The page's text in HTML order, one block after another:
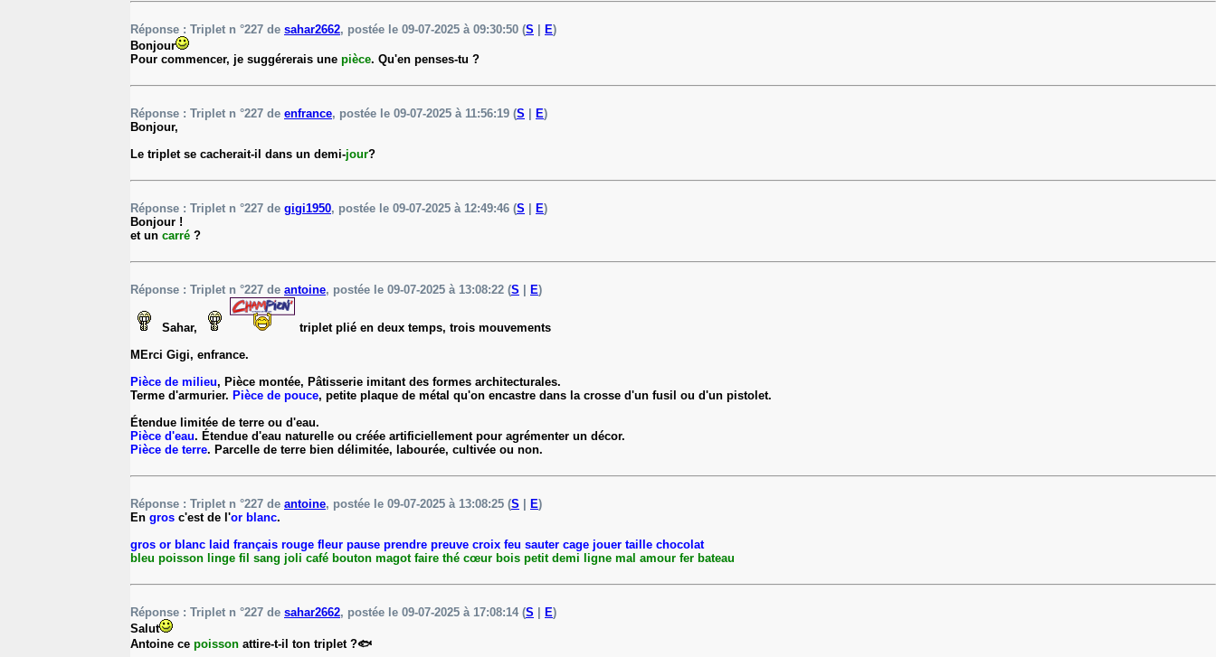
Réponse : Triplet n °227 de sahar2662, postée le 09-07-2025 à 09:30:50 (S E)
Bonjour
Pour commencer, je suggérerais une pièce. Qu'en penses-tu ?
Réponse : Triplet n °227 de enfrance, postée le 09-07-2025 à 11:56:19 (S E)
Bonjour,
Le triplet se cacherait-il dans un demi-jour?
Réponse : Triplet n °227 de gigi1950, postée le 09-07-2025 à 12:49:46 (S E)
Bonjour !
et un carré ?
Réponse : Triplet n °227 de antoine, postée le 09-07-2025 à 13:08:22 (S E)
Sahar,
triplet plié en deux temps, trois mouvements
MErci Gigi, enfrance.
Pièce de milieu, Pièce montée, Pâtisserie imitant des formes architecturales.
Terme d'armurier. Pièce de pouce, petite plaque de métal qu'on encastre dans la crosse d'un fusil ou d'un pistolet.
Étendue limitée de terre ou d'eau.
Pièce d'eau. Étendue d'eau naturelle ou créée artificiellement pour agrémenter un décor.
Pièce de terre. Parcelle de terre bien délimitée, labourée, cultivée ou non.
Réponse : Triplet n °227 de antoine, postée le 09-07-2025 à 13:08:25 (S E)
En gros c'est de l'or blanc.
gros or blanc laid français rouge fleur pause prendre preuve croix feu sauter cage jouer taille chocolat
bleu poisson linge fil sang joli café bouton magot faire thé cœur bois petit demi ligne mal amour fer bateau
Réponse : Triplet n °227 de sahar2662, postée le 09-07-2025 à 17:08:14 (S E)
Salut
Antoine ce poisson attire-t-il ton triplet ?🐟